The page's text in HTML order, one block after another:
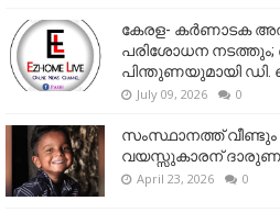
കേരള- കർണാടക
പരിശോധന
പിന്തുണയുമായി ഡി.
July 09, 2026 0
സംസ്ഥാനത്ത് വീണ്ടും
വയസ്സുകാരന്
April 23, 2026 0